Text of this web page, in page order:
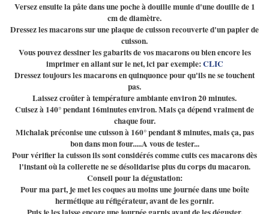
Versez ensuite la pâte dans une poche à douille munie d'une douille de 1
cm de diamètre.
Dressez les macarons sur une plaque de cuisson recouverte d'un papier de
cuisson.
Vous pouvez dessiner les gabarits de vos macarons ou bien encore les
imprimer en allant sur le net, ici par exemple:CLIC
Dressez toujours les macarons en quinquonce pour qu'ils ne se touchent
pas.
Laissez croûter à température ambiante environ 20 minutes.
Cuisez à 140° pendant 16minutes environ. Mais ça dépend vraiment de
chaque four.
Michalak préconise une cuisson à 160° pendant 8 minutes, mais ça, pas
bon dans mon four.....A vous de tester...
Pour vérifier la cuisson ils sont considérés comme cuits ces macarons dès
l'instant où la collerette ne se désolidarise plus du corps du macaron.
Conseil pour la dégustation:
Pour ma part, je met les coques au moins une journée dans une boîte
hermétique au réfigérateur, avant de les gornir.